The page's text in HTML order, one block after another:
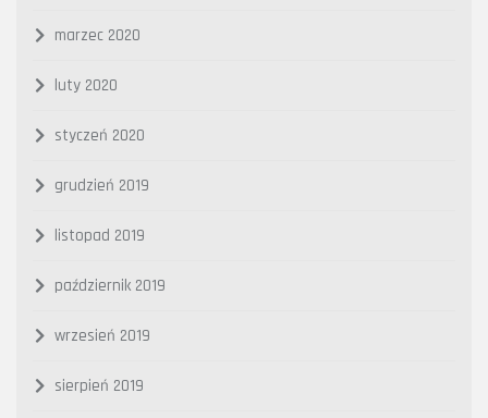
marzec 2020
luty 2020
styczeń 2020
grudzień 2019
listopad 2019
październik 2019
wrzesień 2019
sierpień 2019